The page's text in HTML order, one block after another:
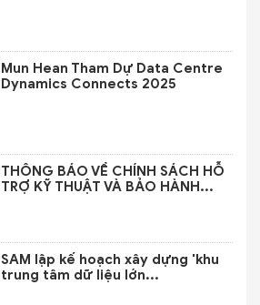
Mun Hean Tham Dự Data Centre
Dynamics Connects 2025
THÔNG BÁO VỀ CHÍNH SÁCH HỖ
TRỢ KỸ THUẬT VÀ BẢO HÀNH...
SAM lập kế hoạch xây dựng 'khu
trung tâm dữ liệu lớn...